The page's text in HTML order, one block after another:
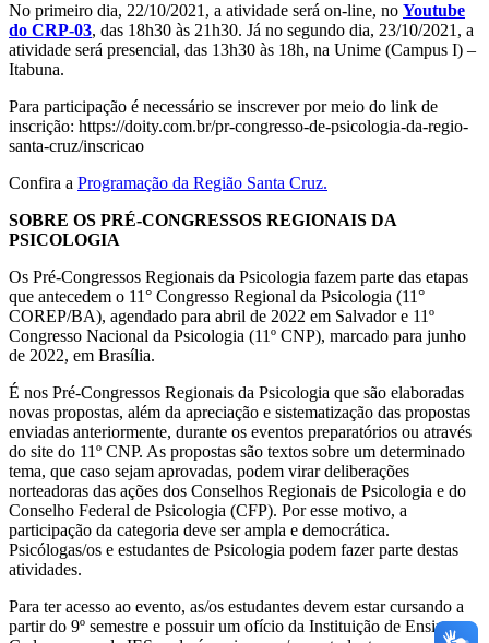
No primeiro dia, 22/10/2021, a atividade será on-line, no Youtube
do CRP-03, das 18h30 às 21h30. Já no segundo dia, 23/10/2021, a
atividade será presencial, das 13h30 às 18h, na Unime (Campus I) –
Itabuna.
Para participação é necessário se inscrever por meio do link de
inscrição: https://doity.com.br/pr-congresso-de-psicologia-da-regio-
santa-cruz/inscricao
Confira a Programação da Região Santa Cruz.
SOBRE OS PRÉ-CONGRESSOS REGIONAIS DA
PSICOLOGIA
Os Pré-Congressos Regionais da Psicologia fazem parte das etapas
que antecedem o 11° Congresso Regional da Psicologia (11°
COREP/BA), agendado para abril de 2022 em Salvador e 11º
Congresso Nacional da Psicologia (11º CNP), marcado para junho
de 2022, em Brasília.
É nos Pré-Congressos Regionais da Psicologia que são elaboradas
novas propostas, além da apreciação e sistematização das propostas
enviadas anteriormente, durante os eventos preparatórios ou através
do site do 11º CNP. As propostas são textos sobre um determinado
tema, que caso sejam aprovadas, podem virar deliberações
norteadoras das ações dos Conselhos Regionais de Psicologia e do
Conselho Federal de Psicologia (CFP). Por esse motivo, a
participação da categoria deve ser ampla e democrática.
Psicólogas/os e estudantes de Psicologia podem fazer parte destas
atividades.
Para ter acesso ao evento, as/os estudantes devem estar cursando a
partir do 9º semestre e possuir um ofício da Instituição de Ensino.